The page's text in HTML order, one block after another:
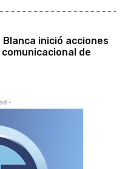
inició acciones
de
-